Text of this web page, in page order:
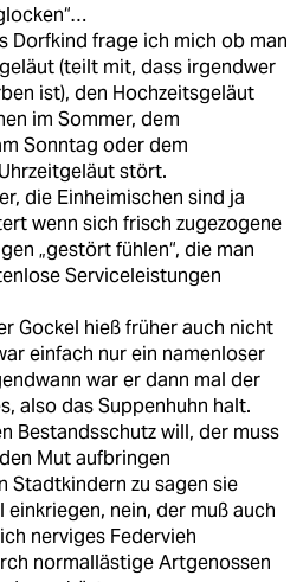
Dorfkind frage ich mich ob man
(teilt mit, dass irgendwer
ist), den Hochzeitsgeläut
im Sommer, dem
Sonntag oder dem
stört.
die Einheimischen sind ja
wenn sich frisch zugezogene
„gestört fühlen“, die man
Serviceleistungen
Gockel hieß früher auch nicht
einfach nur ein namenloser
war er dann mal der
also das Suppenhuhn halt.
Bestandsschutz will, der muss
Mut aufbringen
Stadtkindern zu sagen sie
einkriegen, nein, der muß auch
nerviges Federvieh
normallästige Artgenossen